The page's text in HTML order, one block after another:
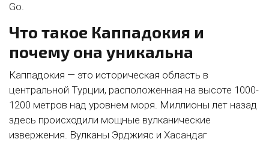
Go.
Что такое Каппадокия и
почему она уникальна
Каппадокия — это историческая область в
центральной Турции, расположенная на высоте 1000-
1200 метров над уровнем моря. Миллионы лет назад
здесь происходили мощные вулканические
извержения. Вулканы Эрджияс и Хасандаг